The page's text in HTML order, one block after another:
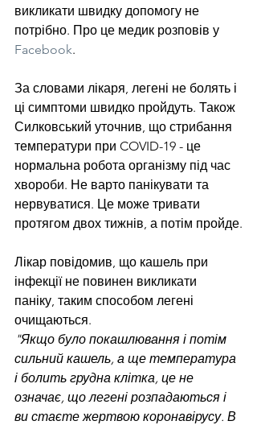
викликати швидку допомогу не
потрібно. Про це медик розповів у
Facebook.
За словами лікаря, легені не болять і
ці симптоми швидко пройдуть. Також
Силковський уточнив, що стрибання
температури при COVID-19 - це
нормальна робота організму під час
хвороби. Не варто панікувати та
нервуватися. Це може тривати
протягом двох тижнів, а потім пройде.
Лікар повідомив, що кашель при
інфекції не повинен викликати
паніку, таким способом легені
очищаються.
"Якщо було покашлювання і потім
сильний кашель, а ще температура
і болить грудна клітка, це не
означає, що легені розпадаються і
ви стаєте жертвою коронавірусу. В